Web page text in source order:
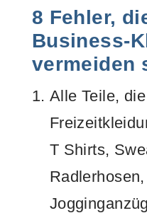
8 Fehler,
Business-
vermeiden
Alle Teile,
T Shirts,